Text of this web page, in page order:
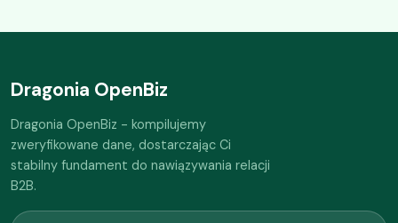
Dragonia OpenBiz
Dragonia OpenBiz - kompilujemy
zweryfikowane dane, dostarczając Ci
stabilny fundament do nawiązywania relacji
B2B.